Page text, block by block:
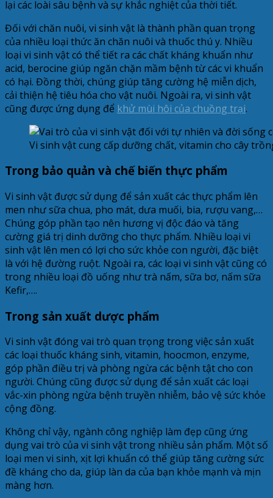
lại các loài sâu bệnh và sự khắc nghiệt của thời tiết.
Đối với chăn nuôi, vi sinh vật là thành phần quan trọng
của nhiều loại thức ăn chăn nuôi và thuốc thú y. Nhiều
loại vi sinh vật có thể tiết ra các chất kháng khuẩn như
acid, berocine giúp ngăn chặn mầm bệnh từ các vi khuẩn
có hại. Đồng thời, chúng giúp tăng cường hệ miễn dịch,
cải thiện hệ tiêu hóa cho vật nuôi. Ngoài ra, vi sinh vật
cũng được ứng dụng để khử mùi hôi của chuồng trại.
Vi sinh vật cung cấp dưỡng chất, vitamin cho cây
Trong bảo quản và chế biến thực phẩm
Vi sinh vật được sử dụng để sản xuất các thực phẩm lên
men như sữa chua, pho mát, dưa muối, bia, rượu vang,…
Chúng góp phần tạo nên hương vị độc đáo và tăng
cường giá trị dinh dưỡng cho thực phẩm. Nhiều loại vi
sinh vật lên men có lợi cho sức khỏe con người, đặc biệt
là với hệ đường ruột. Ngoài ra, các loại vi sinh vật cũng có
trong nhiều loại đồ uống như trà nấm, sữa bơ, nấm sữa
Kefir,….
Trong sản xuất dược phẩm
Vi sinh vật đóng vai trò quan trọng trong việc sản xuất
các loại thuốc kháng sinh, vitamin, hoocmon, enzyme,
góp phần điều trị và phòng ngừa các bệnh tật cho con
người. Chúng cũng được sử dụng để sản xuất các loại
vắc-xin phòng ngừa bệnh truyền nhiễm, bảo vệ sức khỏe
cộng đồng.
Không chỉ vậy, ngành công nghiệp làm đẹp cũng ứng
dụng vai trò của vi sinh vật trong nhiều sản phẩm. Một số
loại men vi sinh, xịt lợi khuẩn có thể giúp tăng cường sức
đề kháng cho da, giúp làn da của bạn khỏe mạnh và mịn
màng hơn.